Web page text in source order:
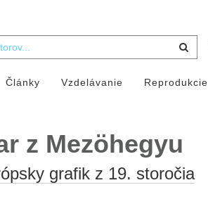
Články Vzdelávanie Reprodukcie
z Mezöhegyu
grafik z 19. storočia